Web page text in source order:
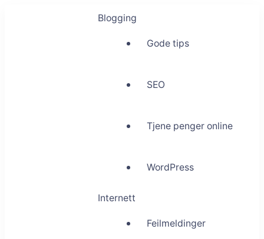
Blogging
Gode tips
SEO
Tjene penger online
WordPress
Internett
Feilmeldinger